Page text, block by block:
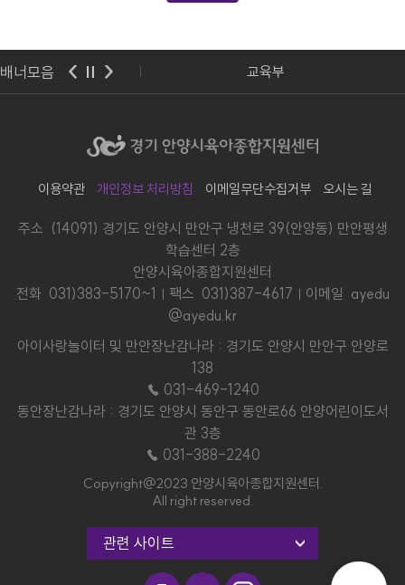
배너모음
육교육진흥원 교육부
이용약관 개인정보 처리방침 이메일무단수집거부 오시는 길
주소 (14091) 경기도 안양시 만안구 냉천로 39(안양동) 만안평생
학습센터 2층
안양시육아종합지원센터
전화 031)383-5170~1 팩스 031)387-4617
이메일 ayedu
@ayedu.kr
아이사랑놀이터 및 만안장난감나라 : 경기도 안양시 만안구 안양로
138
☎ 031-469-1240
동안장난감나라 : 경기도 안양시 동안구 동안로66 안양어린이도서
관 3층
☎ 031-388-2240
Copyright@2023 안양시육아종합지원센터.
All right reserved.
관련 사이트